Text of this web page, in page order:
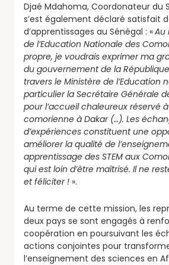
Djaé Mdahoma, Coordonateur du
s’est également déclaré satisfait
d’apprentissages au Sénégal : «Au
de l’Education Nationale des
propre, je voudrais exprimer ma
du gouvernement de la
travers le Ministère de l’Education
particulier la Secrétaire Générale
pour l’accueil chaleureux réservé
comorienne à Dakar (…). Les
d’expériences constituent une
améliorer la qualité de
apprentissage des STEM aux
qui est loin d’être maîtrisé. Il ne
et féliciter ! ».
Au terme de cette mission, les
deux pays se sont engagés à
coopération en poursuivant les
actions conjointes pour
l’enseignement des sciences en